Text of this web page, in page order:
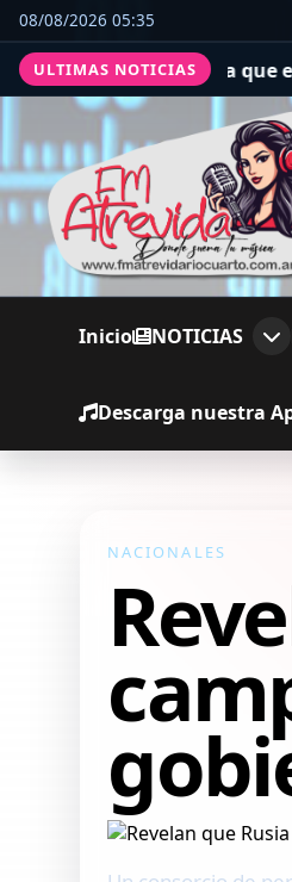
08/08/2026 05:35
ULTIMAS NOTICIAS
una jueza que estaba
Inicio NOTICIAS
Descarga nuestra
NACIONALES